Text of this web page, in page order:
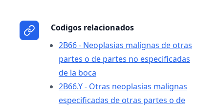
Codigos relacionados
2B66 - Neoplasias malignas de otras
partes o de partes no especificadas
de la boca
2B66.Y - Otras neoplasias malignas
especificadas de otras partes o de